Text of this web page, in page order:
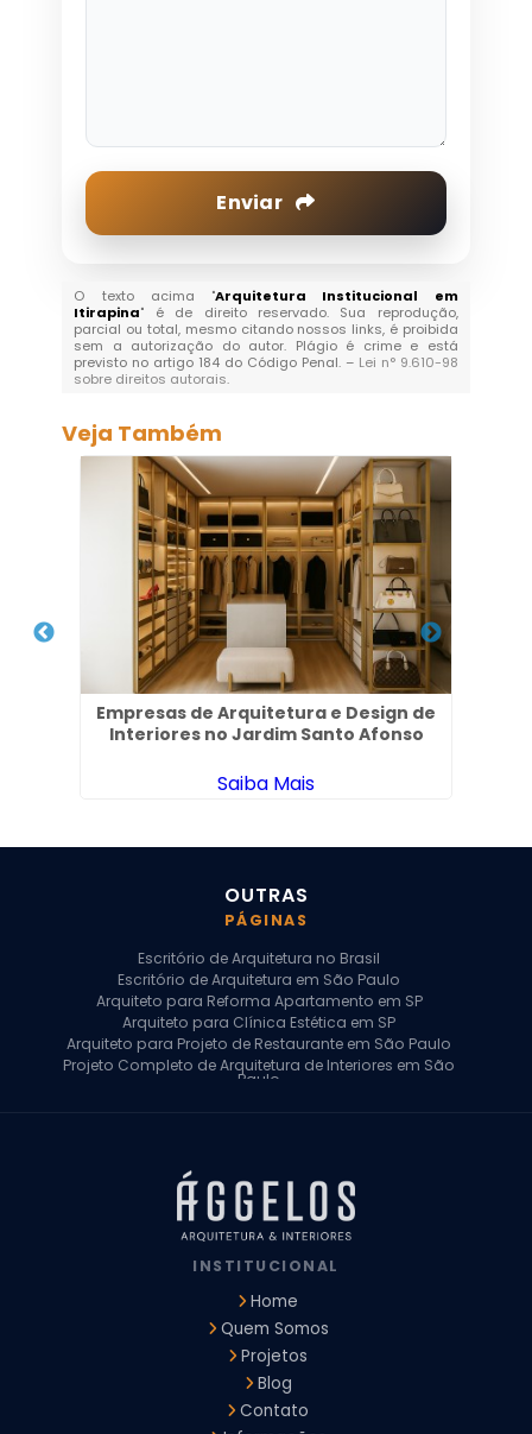
Enviar
O texto acima "Arquitetura Institucional em
Itirapina" é de direito reservado. Sua reprodução,
parcial ou total, mesmo citando nossos links, é proibida
sem a autorização do autor. Plágio é crime e está
previsto no artigo 184 do Código Penal. – Lei n° 9.610-98
sobre direitos autorais.
Veja Também
Empresas de Arquitetura e Design de
Interiores no Jardim Santo Afonso
Saiba Mais
OUTRAS
PÁGINAS
Escritório de Arquitetura no Brasil
Escritório de Arquitetura em São Paulo
Arquiteto para Reforma Apartamento em SP
Arquiteto para Clínica Estética em SP
Arquiteto para Projeto de Restaurante em São Paulo
Projeto Completo de Arquitetura de Interiores em São
Paulo
Arquiteto para Projeto Comercial em São Paulo
Arquiteto Comercial
Arquiteto para Reforma de Apartamento
Arquiteto para Reforma Residencial
Arquitetura para Reforma de Casas
Design de Interiores Apartamentos
Design de Interiores Residencial
Empresa de Arquitetura e Design
Empresas de Arquitetura e Design de Interiores
Escritório de Design de Interiores
Projeto Executivo Arquitetura
Arquitetura Institucional
INSTITUCIONAL
Home
Quem Somos
Projetos
Blog
Contato